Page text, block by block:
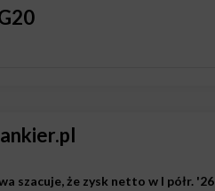
szacuje, że zysk netto w I półr. '26